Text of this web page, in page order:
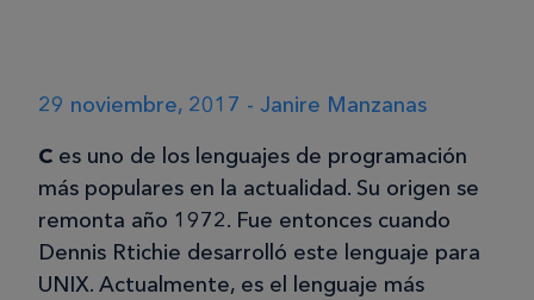
29 noviembre, 2017 - Janire Manzanas
C es uno de los lenguajes de programación
más populares en la actualidad. Su origen se
remonta año 1972. Fue entonces cuando
Dennis Rtichie desarrolló este lenguaje para
UNIX. Actualmente, es el lenguaje más